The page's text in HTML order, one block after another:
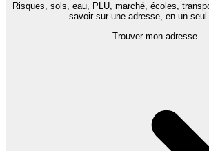
Risques, sols, eau, PLU, marché, écoles,
savoir sur une adresse, en un seul
Trouver mon adresse